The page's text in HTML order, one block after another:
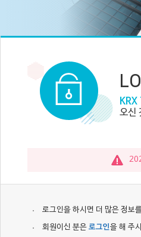
오신
로그인을 하시면 더 많은 정보
회원이신 분은 로그인을 해 주